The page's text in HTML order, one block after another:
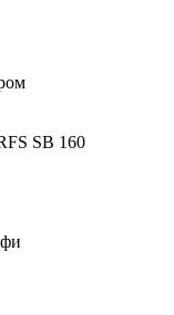
SB 160